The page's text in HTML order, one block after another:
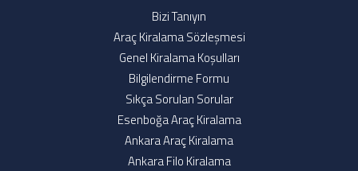
Satış öncesi destek & sorularınız için 09:00-18:00 arasında
0 (312) 334 31 00 - 0555 050 24 67
Bizi Tanıyın
Araç Kiralama Sözleşmesi
Genel Kiralama Koşulları
Bilgilendirme Formu
Sıkça Sorulan Sorular
Esenboğa Araç Kiralama
Ankara Araç Kiralama
Ankara Filo Kiralama